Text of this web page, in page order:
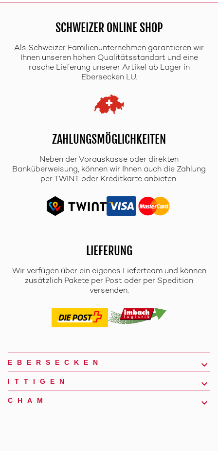
SCHWEIZER ONLINE SHOP
Als Schweizer Familienunternehmen garantieren wir
Ihnen unseren hohen Qualitätsstandart und eine
rasche Lieferung unserer Artikel ab Lager in
Ebersecken LU.
ZAHLUNGSMÖGLICHKEITEN
Neben der Vorauskasse oder direkten
Banküberweisung, können wir Ihnen auch die Zahlung
per TWINT oder Kreditkarte anbieten.
LIEFERUNG
Wir verfügen über ein eigenes Lieferteam und können
zusätzlich Pakete per Post oder per Spedition
versenden.
EBERSECKEN
ITTIGEN
CHAM